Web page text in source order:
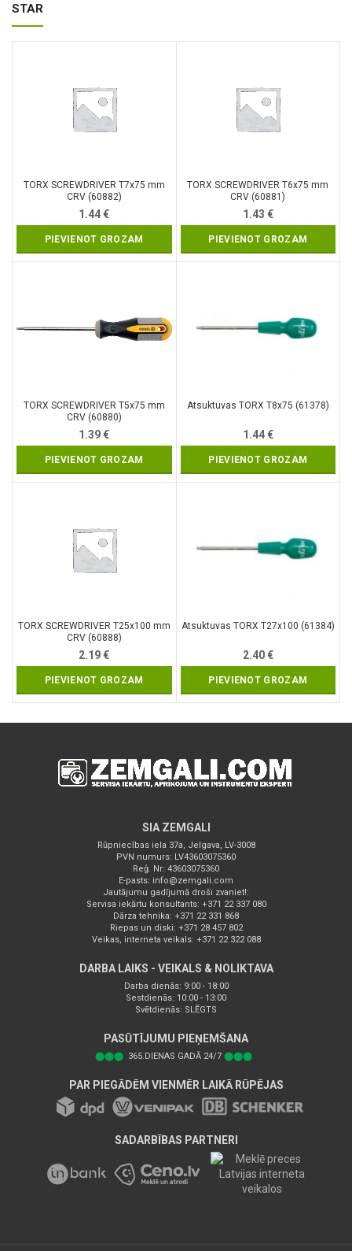
STAR
TORX SCREWDRIVER T7x75 mm
CRV (60882)
1.44€
PIEVIENOT GROZAM
TORX SCREWDRIVER T6x75 mm
CRV (60881)
1.43 €
PIEVIENOT GROZAM
TORX SCREWDRIVER T5x75 mm
CRV (60880)
1.39€
PIEVIENOT GROZAM
Atsuktuvas TORX T8x75 (61378)
1.44€
PIEVIENOT GROZAM
TORX SCREWDRIVER T25x100 mm
CRV (60888)
2.19€
PIEVIENOT GROZAM
Atsuktuvas TORX T27x100 (61384)
2.40€
PIEVIENOT GROZAM
SIA ZEMGALI
Rūpniecības iela 37a, Jelgava, LV-3008
PVN numurs: LV43603075360
Reģ. Nr: 43603075360
E-pasts: info@zemgali.com
Jautājumu gadījumā droši zvaniet!:
Servisa iekārtu konsultants: +371 22 337 080
Dārza tehnika: +371 22 331 868
Riepas un diski: +371 28 457 802
Veikas, interneta veikals: +371 22 322 088
DARBA LAIKS - VEIKALS & NOLIKTAVA
Darba dienās: 9:00 - 18:00
Sestdienās: 10:00 - 13:00
Svētdienās: SLĒGTS
PASŪTĪJUMU PIEŅEMŠANA
⬤⬤⬤ 365.DIENAS GADĀ 24/7 ⬤⬤⬤
PAR PIEGĀDĒM VIENMĒR LAIKĀ RŪPĒJAS
SADARBĪBAS PARTNERI